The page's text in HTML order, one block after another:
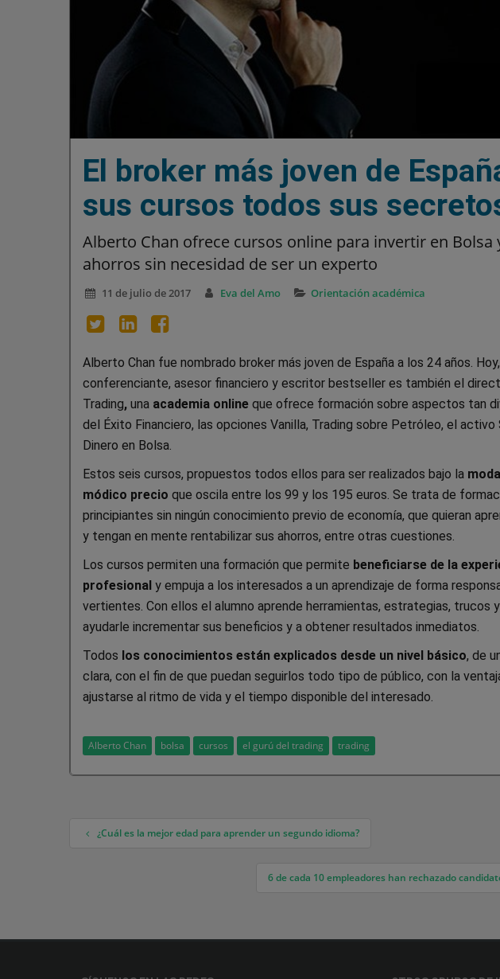
El broker más joven de
sus cursos todos sus
Alberto Chan ofrece cursos online para invertir en Bolsa
ahorros sin necesidad de ser un experto
11 de julio de 2017 Eva del Amo Orientación académica
Alberto Chan fue nombrado broker más joven de España a los 24 años.
conferenciante, asesor financiero y escritor bestseller es también el
Trading, una academia online que ofrece formación sobre aspectos tan
del Éxito Financiero, las opciones Vanilla, Trading sobre Petróleo, el activo
Dinero en Bolsa.
Estos seis cursos, propuestos todos ellos para ser realizados bajo la
módico precio que oscila entre los 99 y los 195 euros. Se trata de
principiantes sin ningún conocimiento previo de economía, que quieran
y tengan en mente rentabilizar sus ahorros, entre otras cuestiones.
Los cursos permiten una formación que permite beneficiarse de la
profesional y empuja a los interesados a un aprendizaje de forma
vertientes. Con ellos el alumno aprende herramientas, estrategias, trucos
ayudarle incrementar sus beneficios y a obtener resultados inmediatos.
Todos los conocimientos están explicados desde un nivel básico, de
clara, con el fin de que puedan seguirlos todo tipo de público, con la
ajustarse al ritmo de vida y el tiempo disponible del interesado.
Alberto Chan bolsa cursos el gurú del trading trading
Navegación de entradas
¿Cuál es la mejor edad para aprender un segundo idioma?
6 de cada 10 empleadores han rechazado